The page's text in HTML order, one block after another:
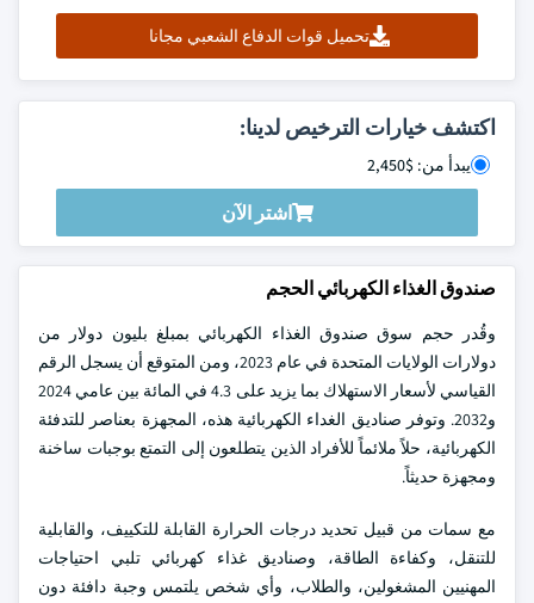
تحميل قوات الدفاع الشعبي مجانا
اكتشف خيارات الترخيص لدينا:
يبدأ من: $2,450
اشتر الآن
صندوق الغذاء الكهربائي الحجم
وقُدر حجم سوق صندوق الغذاء الكهربائي بمبلغ بليون دولار من
دولارات الولايات المتحدة في عام 2023، ومن المتوقع أن يسجل الرقم
القياسي لأسعار الاستهلاك بما يزيد على 4.3 في المائة بين عامي 2024
و2032. وتوفر صناديق الغداء الكهربائية هذه، المجهزة بعناصر للتدفئة
الكهربائية، حلاً ملائماً للأفراد الذين يتطلعون إلى التمتع بوجبات ساخنة
ومجهزة حديثاً.
مع سمات من قبيل تحديد درجات الحرارة القابلة للتكييف، والقابلية
للتنقل، وكفاءة الطاقة، وصناديق غذاء كهربائي تلبي احتياجات
المهنيين المشغولين، والطلاب، وأي شخص يلتمس وجبة دافئة دون